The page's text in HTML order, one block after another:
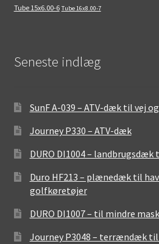
Tube 15x6.00-6 Tube 16x8.00-7
Seneste indlæg
SunF A-039 – ATV-dæk til vej
Journey P330 – ATV-dæk
DURO DI1004 –
Duro HF213 – plænedæk til
golfkøretøjer
DURO DI1007 – til mindre
Journey P3048 – terrændæk til